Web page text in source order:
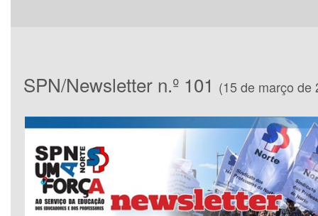
SPN/Newsletter n.º 101 (15 de março de